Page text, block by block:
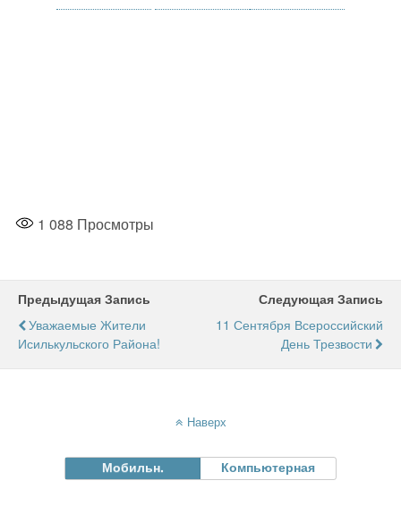
1 088 Просмотры
Предыдущая Запись
Уважаемые Жители
Исилькульского Района!
Следующая Запись
11 Сентября Всероссийский
День Трезвости
Наверх
Мобильн. Компьютерная